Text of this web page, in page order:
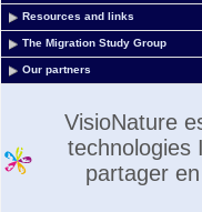
Resources and links
The Migration Study Group
Our partners
VisioNature
technologies
partager